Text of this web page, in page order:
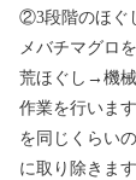
②3段階のほぐ
メバチマグロ
荒ほぐし→機
作業を行いま
を同じくらい
に取り除きます